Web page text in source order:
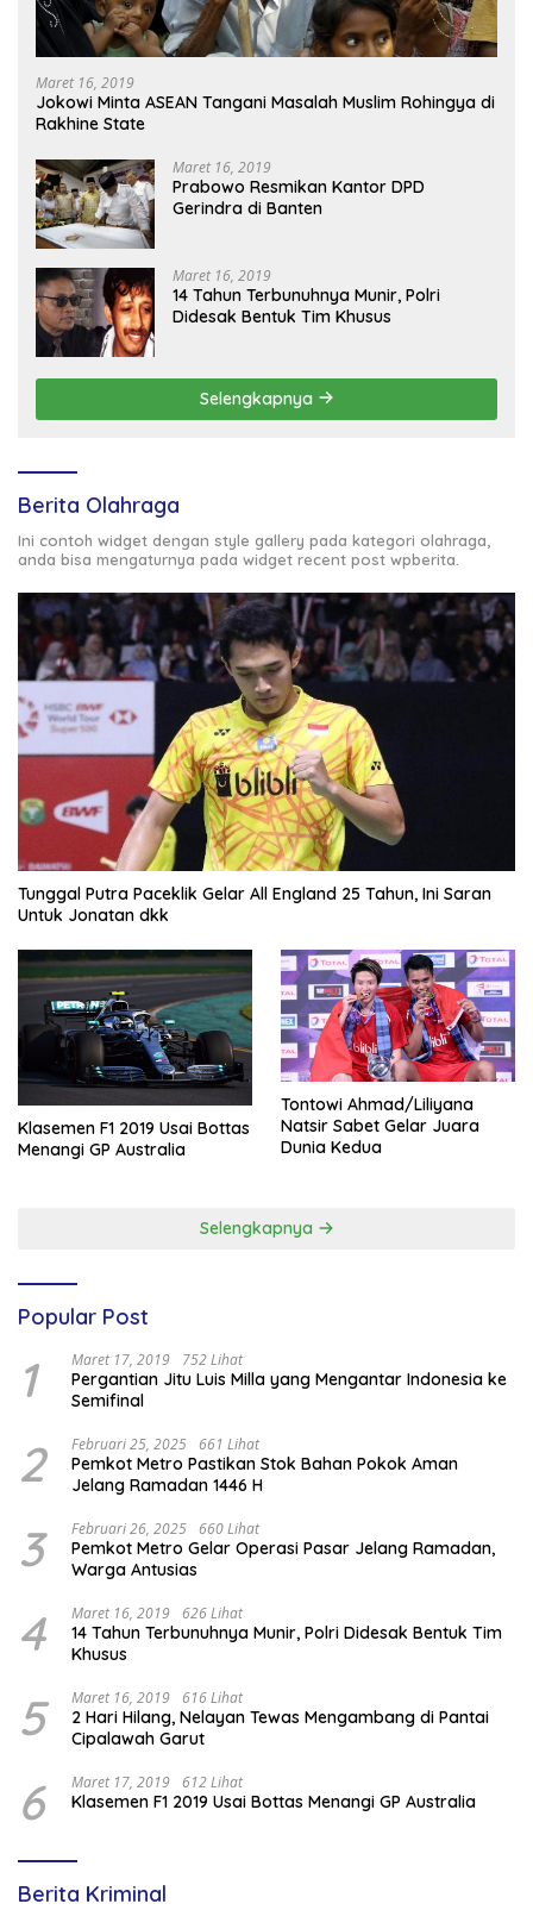
Maret 16, 2019
Jokowi Minta ASEAN Tangani Masalah Muslim Rohingya di
Rakhine State
Maret 16, 2019
Prabowo Resmikan Kantor DPD
Gerindra di Banten
Maret 16, 2019
14 Tahun Terbunuhnya Munir, Polri
Didesak Bentuk Tim Khusus
Selengkapnya
Berita Olahraga
Ini contoh widget dengan style gallery pada kategori olahraga,
anda bisa mengaturnya pada widget recent post wpberita.
Tunggal Putra Paceklik Gelar All England 25 Tahun, Ini Saran
Untuk Jonatan dkk
Klasemen F1 2019 Usai Bottas
Menangi GP Australia
Tontowi Ahmad/Liliyana
Natsir Sabet Gelar Juara
Dunia Kedua
Selengkapnya
Popular Post
1 Maret 17, 2019 752 Lihat
Pergantian Jitu Luis Milla yang Mengantar Indonesia ke
Semifinal
2 Februari 25, 2025 661 Lihat
Pemkot Metro Pastikan Stok Bahan Pokok Aman
Jelang Ramadan 1446 H
3 Februari 26, 2025 660 Lihat
Pemkot Metro Gelar Operasi Pasar Jelang Ramadan,
Warga Antusias
4 Maret 16, 2019 626 Lihat
14 Tahun Terbunuhnya Munir, Polri Didesak Bentuk Tim
Khusus
5 Maret 16, 2019 616 Lihat
2 Hari Hilang, Nelayan Tewas Mengambang di Pantai
Cipalawah Garut
6 Maret 17, 2019 612 Lihat
Klasemen F1 2019 Usai Bottas Menangi GP Australia
Berita Kriminal